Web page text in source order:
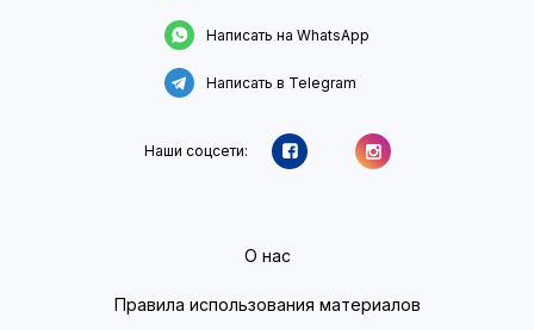
Написать на WhatsApp
Написать в Telegram
Наши соцсети:
О нас
Правила использования материалов